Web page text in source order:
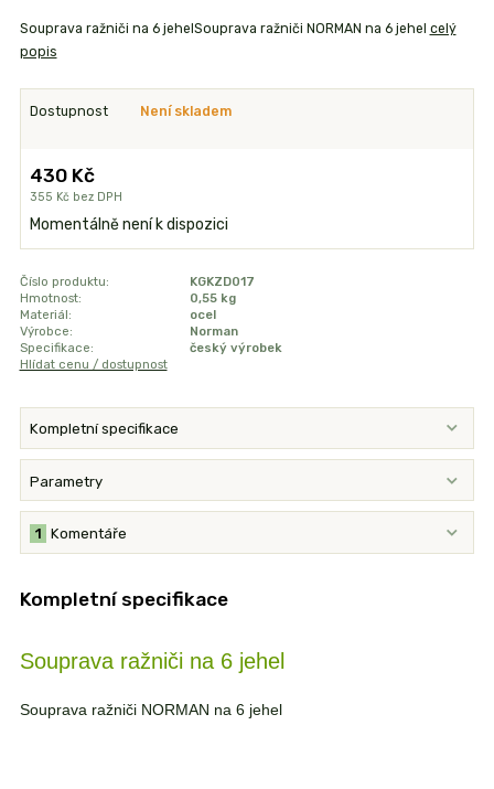
Souprava ražniči na 6 jehelSouprava ražniči NORMAN na 6 jehel celý
popis
Dostupnost Není skladem
430 Kč
355 Kč bez DPH
Momentálně není k dispozici
Číslo produktu:
KGKZD017
Hmotnost:
0,55 kg
Materiál:
ocel
Výrobce:
Norman
Specifikace:
český výrobek
Hlídat cenu / dostupnost
Kompletní specifikace
Parametry
Komentáře
1
Kompletní specifikace
Souprava ražniči na 6 jehel
Souprava ražniči NORMAN na 6 jehel